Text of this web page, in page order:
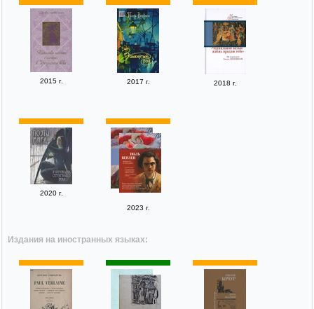
2015 г. 2017 г. 2018 г.
2020 г.
2023 г.
Издания на иностранных языках: